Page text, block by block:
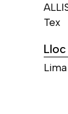
Tex
Lima